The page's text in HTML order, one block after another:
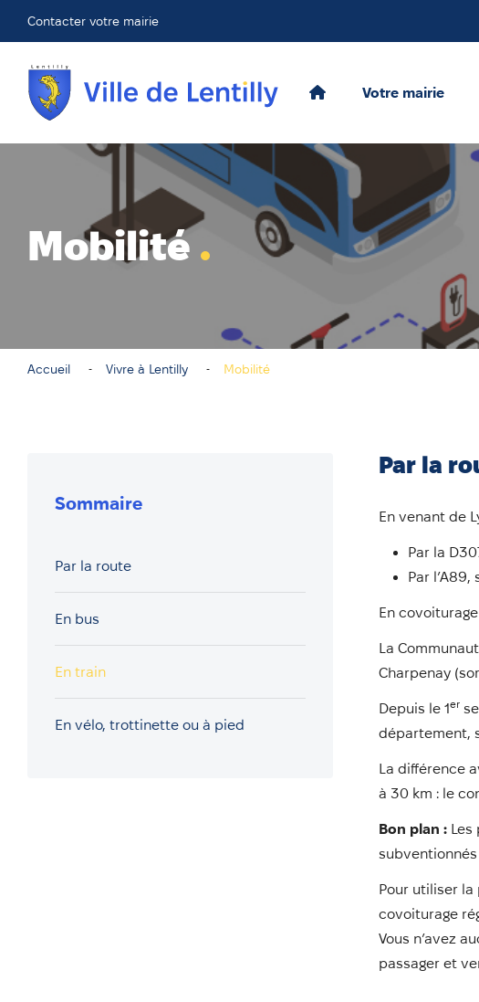
Contacter votre mairie
Votre mairie
Mobilité
Accueil Vivre à Lentilly Mobilité
Par la
En venant de
Par la
Par l’A89,
En covoiturage
La
Charpenay
Depuis le 1er
département,
La différence
à 30 km : le
Bon plan : Les
subventionnés
Pour utiliser
covoiturage
Vous n’avez
passager et
Sommaire
Par la route
En bus
En train
En vélo, trottinette ou à pied